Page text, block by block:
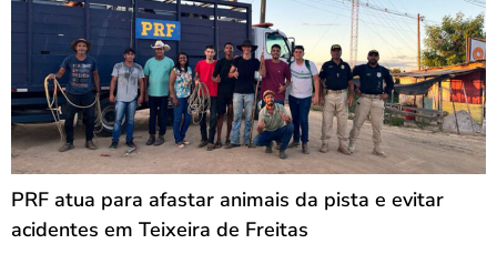
PRF atua para afastar animais da pista e evitar
acidentes em Teixeira de Freitas